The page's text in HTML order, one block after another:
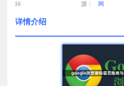
16
源：
网
详情介绍